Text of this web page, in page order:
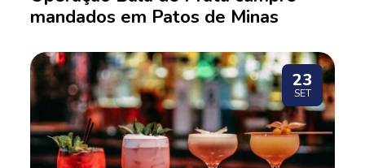
mandados em Patos de Minas
23
SET